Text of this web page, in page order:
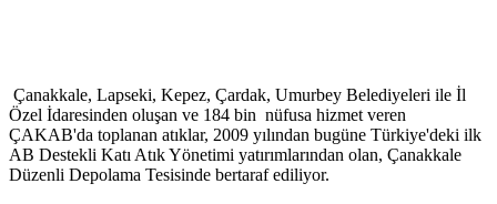
Çanakkale, Lapseki, Kepez, Çardak, Umurbey Belediyeleri ile İl
Özel İdaresinden oluşan ve 184 bin nüfusa hizmet veren
ÇAKAB'da toplanan atıklar, 2009 yılından bugüne Türkiye'deki ilk
AB Destekli Katı Atık Yönetimi yatırımlarından olan, Çanakkale
Düzenli Depolama Tesisinde bertaraf ediliyor.